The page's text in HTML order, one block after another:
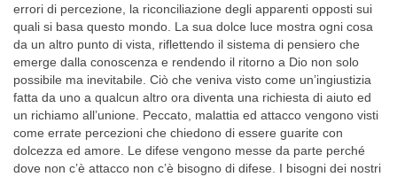
errori di percezione, la riconciliazione degli apparenti opposti sui
quali si basa questo mondo. La sua dolce luce mostra ogni cosa
da un altro punto di vista, riflettendo il sistema di pensiero che
emerge dalla conoscenza e rendendo il ritorno a Dio non solo
possibile ma inevitabile. Ciò che ve­niva visto come un’ingiustizia
fatta da uno a qualcun altro ora diventa una richiesta di aiuto ed
un richiamo all’unione. Peccato, malattia ed attacco vengono visti
come errate percezioni che chiedono di essere guarite con
dolcezza ed amore. Le difese vengono messe da parte per­ché
dove non c’è attacco non c’è bisogno di difese. I bisogni dei nostri